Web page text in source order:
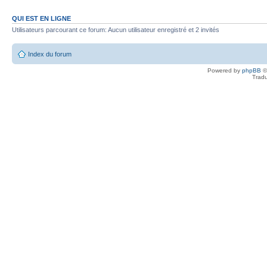
QUI EST EN LIGNE
Utilisateurs parcourant ce forum: Aucun utilisateur enregistré et 2 invités
Index du forum
Powered by phpBB